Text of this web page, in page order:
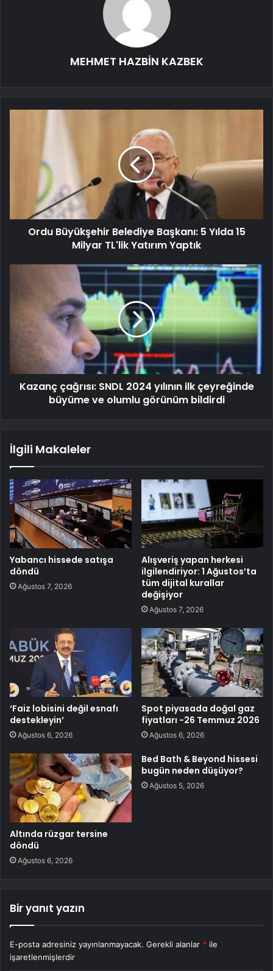
MEHMET HAZBİN KAZBEK
Ordu Büyükşehir Belediye Başkanı: 5 Yılda 15
Milyar TL'lik Yatırım Yaptık
Kazanç çağrısı: SNDL 2024 yılının ilk çeyreğinde
büyüme ve olumlu görünüm bildirdi
İlgili Makaleler
Yabancı hissede satışa
döndü
Ağustos 7, 2026
Alışveriş yapan herkesi
ilgilendiriyor: 1 Ağustos’ta
tüm dijital kurallar
değişiyor
Ağustos 7, 2026
‘Faiz lobisini değil esnafı
destekleyin’
Ağustos 6, 2026
Spot piyasada doğal gaz
fiyatları -26 Temmuz 2026
Ağustos 6, 2026
Altında rüzgar tersine
döndü
Ağustos 6, 2026
Bed Bath & Beyond hissesi
bugün neden düşüyor?
Ağustos 5, 2026
Bir yanıt yazın
E-posta adresiniz yayınlanmayacak. Gerekli alanlar * ile
işaretlenmişlerdir